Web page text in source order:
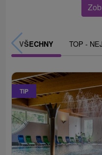
VŠECHNY TOP -
TIP